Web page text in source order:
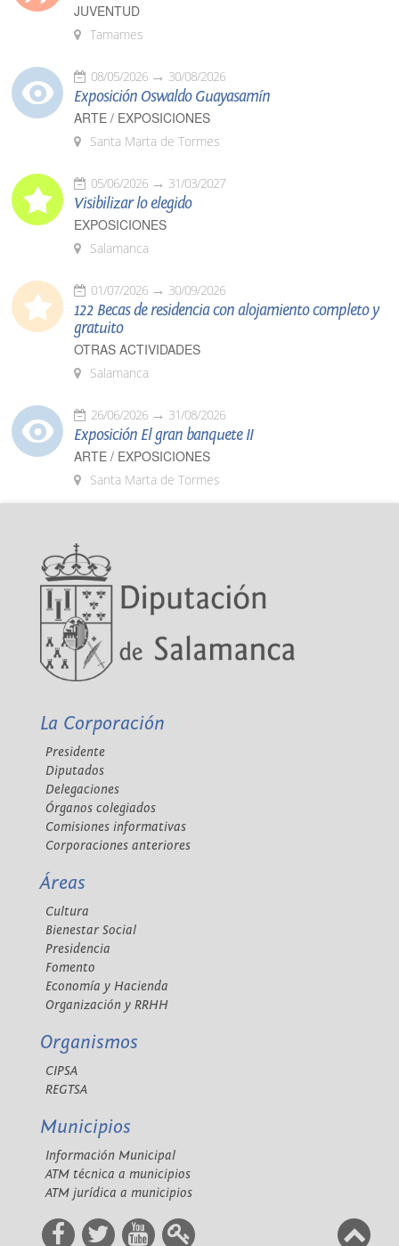
JUVENTUD
Tamames
08/05/2026 30/08/2026
Exposición Oswaldo Guayasamín
ARTE / EXPOSICIONES
Santa Marta de Tormes
05/06/2026 31/03/2027
Visibilizar lo elegido
EXPOSICIONES
Salamanca
01/07/2026 30/09/2026
122 Becas de residencia con alojamiento completo y
gratuito
OTRAS ACTIVIDADES
Salamanca
26/06/2026 31/08/2026
Exposición El gran banquete II
ARTE / EXPOSICIONES
Santa Marta de Tormes
La Corporación
Presidente
Diputados
Delegaciones
Órganos colegiados
Comisiones informativas
Corporaciones anteriores
Áreas
Cultura
Bienestar Social
Presidencia
Fomento
Economía y Hacienda
Organización y RRHH
Organismos
CIPSA
REGTSA
Municipios
Información Municipal
ATM técnica a municipios
ATM jurídica a municipios